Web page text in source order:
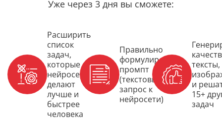
Уже через 3 дня вы сможете:
Расширить
список
задач,
которые
нейросети
делают
лучше и
быстрее
человека
Правильно
формулировать
промпт
(текстовый
запрос к
нейросети)
тексты,
и
15+
задач